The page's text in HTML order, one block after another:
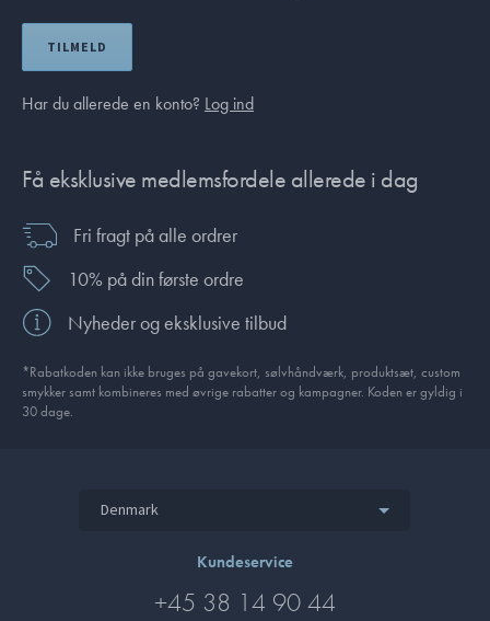
TILMELD
Har du allerede en konto? Log ind
Få eksklusive medlemsfordele allerede i dag
Fri fragt på alle ordrer
10% på din første ordre
Nyheder og eksklusive tilbud
*Rabatkoden kan ikke bruges på gavekort, sølvhåndværk, produktsæt, custom
smykker samt kombineres med øvrige rabatter og kampagner. Koden er gyldig i
30 dage.
Denmark
Kundeservice
+45 38 14 90 44